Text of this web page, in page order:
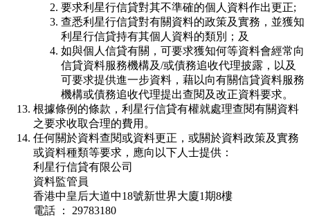
要求利星行信貸對其不準確的個人資料作出更正;
查悉利星行信貸對有關資料的政策及實務，並獲知
利星行信貸持有其個人資料的類別；及
如與個人信貸有關，可要求獲知何等資料會經常向
信貸資料服務機構及/或債務追收代理披露，以及
可要求提供進一步資料，藉以向有關信貸資料服務
機構或債務追收代理提出查閱及改正資料要求。
根據條例的條款，利星行信貸有權就處理查閱有關資料
之要求收取合理的費用。
任何關於資料查閱或資料更正，或關於資料政策及實務
或資料種類等要求，應向以下人士提供：
利星行信貸有限公司
資料監管員
香港中皇后大道中18號新世界大廈1期8樓
電話 ： 29783180